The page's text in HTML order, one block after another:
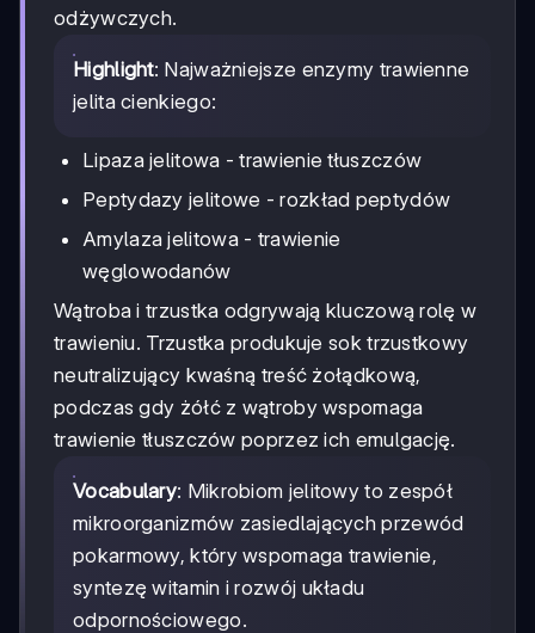
odżywczych.
Highlight: Najważniejsze enzymy trawienne
jelita cienkiego:
Lipaza jelitowa - trawienie tłuszczów
Peptydazy jelitowe - rozkład peptydów
Amylaza jelitowa - trawienie
węglowodanów
Wątroba i trzustka odgrywają kluczową rolę w
trawieniu. Trzustka produkuje sok trzustkowy
neutralizujący kwaśną treść żołądkową,
podczas gdy żółć z wątroby wspomaga
trawienie tłuszczów poprzez ich emulgację.
Vocabulary: Mikrobiom jelitowy to zespół
mikroorganizmów zasiedlających przewód
pokarmowy, który wspomaga trawienie,
syntezę witamin i rozwój układu
odpornościowego.